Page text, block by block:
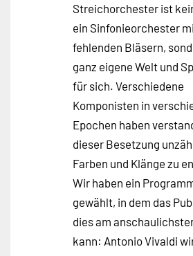
Streichorchester ist
ein Sinfonieorchester
fehlenden Bläsern,
ganz eigene Welt und
für sich. Verschiedene
Komponisten in
Epochen haben
dieser Besetzung
Farben und Klänge zu
Wir haben ein
gewählt, in dem das
dies am
kann: Antonio Vivaldi